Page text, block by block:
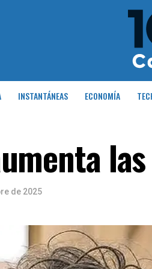
INSTANTÁNEAS ECONOMÍA
de 2025